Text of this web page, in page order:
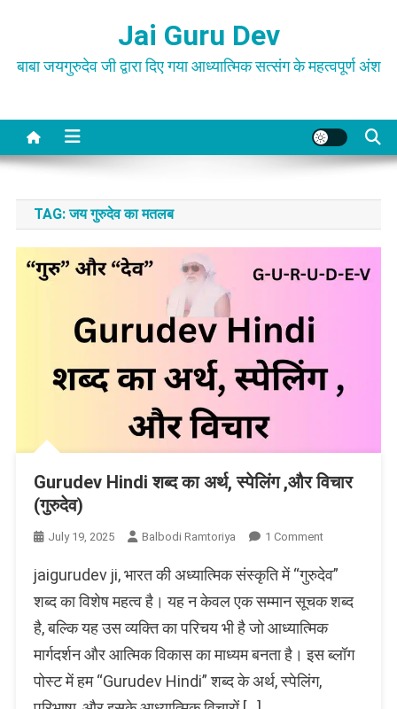
content
Jai Guru Dev
बाबा जयगुरुदेव जी द्वारा दिए गया आध्यात्मिक सत्संग के महत्वपूर्ण अंश
TAG:जय गुरुदेव का मतलब
Gurudev Hindi शब्द का अर्थ, स्पेलिंग ,और विचार
(गुरुदेव)
July 19, 2025 Balbodi Ramtoriya 1 CommentOn
Hindi
अर्थ,
स्पेलिंग
jaigurudev ji, भारत की अध्यात्मिक संस्कृति में “गुरुदेव”
शब्द का विशेष महत्व है। यह न केवल एक सम्मान सूचक शब्द
है, बल्कि यह उस व्यक्ति का परिचय भी है जो आध्यात्मिक
मार्गदर्शन और आत्मिक विकास का माध्यम बनता है। इस ब्लॉग
पोस्ट में हम “Gurudev Hindi” शब्द के अर्थ, स्पेलिंग,